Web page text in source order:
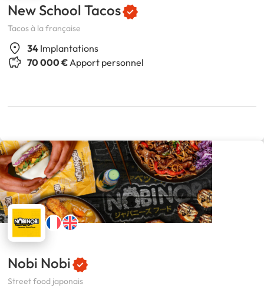
New School Tacos
Tacos à la française
34 Implantations
70 000 € Apport personnel
Nobi Nobi
Street food japonais